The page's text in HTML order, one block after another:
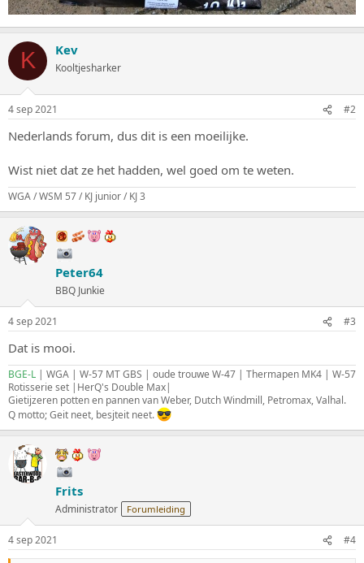
K Kev
Kooltjesharker
4 sep 2021 #2
Nederlands forum, dus dit is een moeilijke.
Wist niet dat ze het hadden, wel goed om te weten.
WGA / WSM 57 / KJ junior / KJ 3
Peter64
BBQ Junkie
4 sep 2021 #3
Dat is mooi.
BGE-L | WGA | W-57 MT GBS | oude trouwe W-47 | Thermapen MK4 | W-57
Rotisserie set |HerQ's Double Max|
Gietijzeren potten en pannen van Weber, Dutch Windmill, Petromax, Valhal.
Q motto; Geit neet, besjteit neet.
Frits
Administrator Forumleiding
4 sep 2021 #4